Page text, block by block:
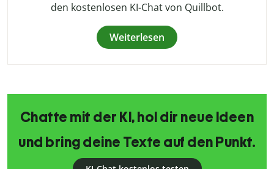
den kostenlosen KI-Chat von Quillbot.
Weiterlesen
Chatte mit der KI, hol dir neue Ideen
und bring deine Texte auf den Punkt.